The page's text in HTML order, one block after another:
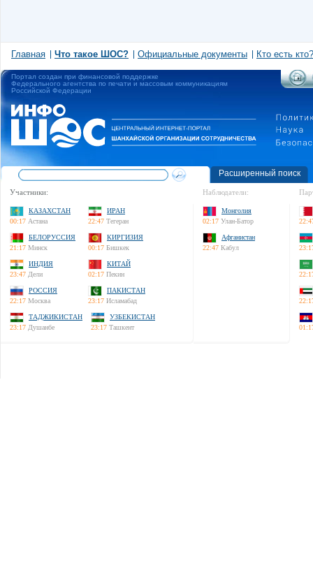
Главная Что такое ШОС? Официальные документы Кто есть кто?
Портал создан при финансовой поддержке
Федерального агентства по печати и массовым коммуникациям
Российской Федерации
Расширенный поиск
Участники:
КАЗАХСТАН
00:17 Астана
ИРАН
22:47 Тегеран
БЕЛОРУССИЯ
21:17 Минск
КИРГИЗИЯ
00:17 Бишкек
ИНДИЯ
23:47 Дели
КИТАЙ
02:17 Пекин
РОССИЯ
22:17 Москва
ПАКИСТАН
23:17 Исламабад
ТАДЖИКИСТАН
23:17 Душанбе
УЗБЕКИСТАН
23:17 Ташкент
Наблюдатели:
Монголия
02:17 Улан-Батор
Афганистан
22:47 Кабул